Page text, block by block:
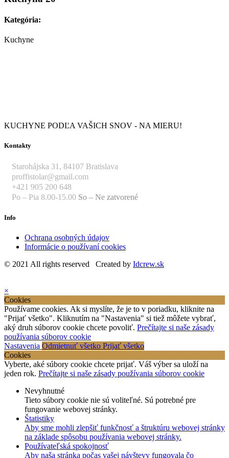
Kategória:
Kuchyne
KUCHYNE PODĽA VAŠICH SNOV - NA MIERU!
Kontakty
Starohájska 31, 84107 Bratislava
proffistolar@gmail.com
+421 905 200 648
Po – Pia 8.00-15.00 So – Ne zatvorené
Info
Ochrana osobných údajov
Informácie o používaní cookies
© 2021 All rights reserved Created by Idcrew.sk
×
Cookies
Používame cookies. Ak si myslíte, že je to v poriadku, kliknite na
"Prijať všetko". Kliknutím na "Nastavenia" si tiež môžete vybrať,
aký druh súborov cookie chcete povoliť. Prečítajte si naše zásady
používania súborov cookie
Nastavenia Odmietnuť všetko Prijať všetko
Cookies
Vyberte, aké súbory cookie chcete prijať. Váš výber sa uloží na
jeden rok. Prečítajte si naše zásady používania súborov cookie
Nevyhnutné
Tieto súbory cookie nie sú voliteľné. Sú potrebné pre
fungovanie webovej stránky.
Štatistiky
Aby sme mohli zlepšiť funkčnosť a štruktúru webovej stránky
na základe spôsobu používania webovej stránky.
Používateľská spokojnosť
Aby naša stránka počas vašej návštevy fungovala čo